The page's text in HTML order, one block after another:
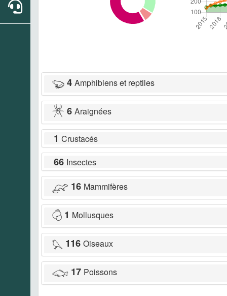
4 Amphibiens et reptiles
6 Araignées
1 Crustacés
66 Insectes
16 Mammifères
1 Mollusques
116 Oiseaux
17 Poissons